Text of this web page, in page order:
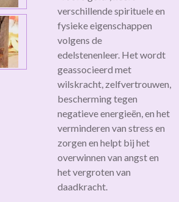
verschillende spirituele en
fysieke eigenschappen
volgens de
edelstenenleer. Het wordt
geassocieerd met
wilskracht, zelfvertrouwen,
bescherming tegen
negatieve energieën, en het
verminderen van stress en
zorgen en helpt bij het
overwinnen van angst en
het vergroten van
daadkracht.